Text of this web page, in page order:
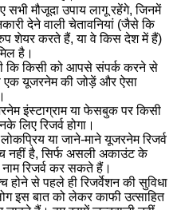
मौजूदा उपाय लागू रहेंगे, जिनमें
देने वाली चेतावनियां (जैसे कि
शेयर करते हैं, या वे किस देश में हैं)
है।
कि किसी को आपसे संपर्क करने से
एक यूजरनेम की जोड़ें और ऐसा
इंस्टाग्राम या फेसबुक पर किसी
लिए रिजर्व होगा।
या जाने-माने यूजरनेम रिजर्व
नहीं है, सिर्फ असली अकाउंट के
रिजर्व कर सकते हैं।
से पहले ही रिजर्वेशन की सुविधा
इस बात को लेकर काफी उत्साहित